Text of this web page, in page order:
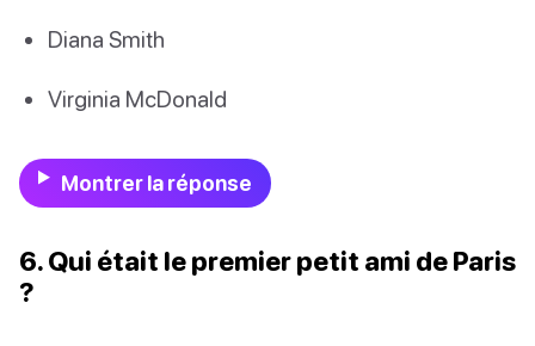
Diana Smith
Virginia McDonald
Montrer la réponse
6. Qui était le premier petit ami de Paris
?